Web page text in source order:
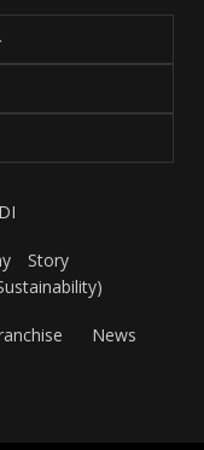
Story
)
News